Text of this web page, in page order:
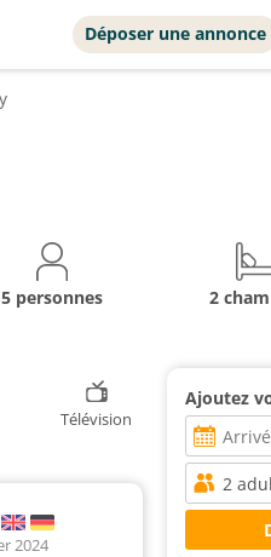
Déposer une annonce
5 personnes 2
Télévision
Ajoutez
2024